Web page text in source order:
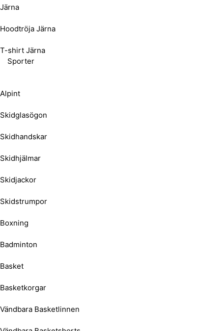
Järna
Hoodtröja Järna
T-shirt Järna
Sporter
Alpint
Skidglasögon
Skidhandskar
Skidhjälmar
Skidjackor
Skidstrumpor
Boxning
Badminton
Basket
Basketkorgar
Vändbara Basketlinnen